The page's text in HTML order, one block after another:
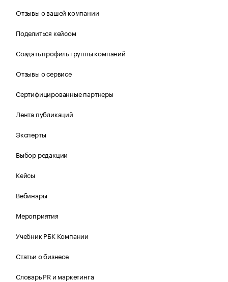
Отзывы о вашей компании
Поделиться кейсом
Создать профиль группы компаний
Отзывы о сервисе
Сертифицированные партнеры
Лента публикаций
Эксперты
Выбор редакции
Кейсы
Вебинары
Мероприятия
Учебник РБК Компании
Статьи о бизнесе
Словарь PR и маркетинга